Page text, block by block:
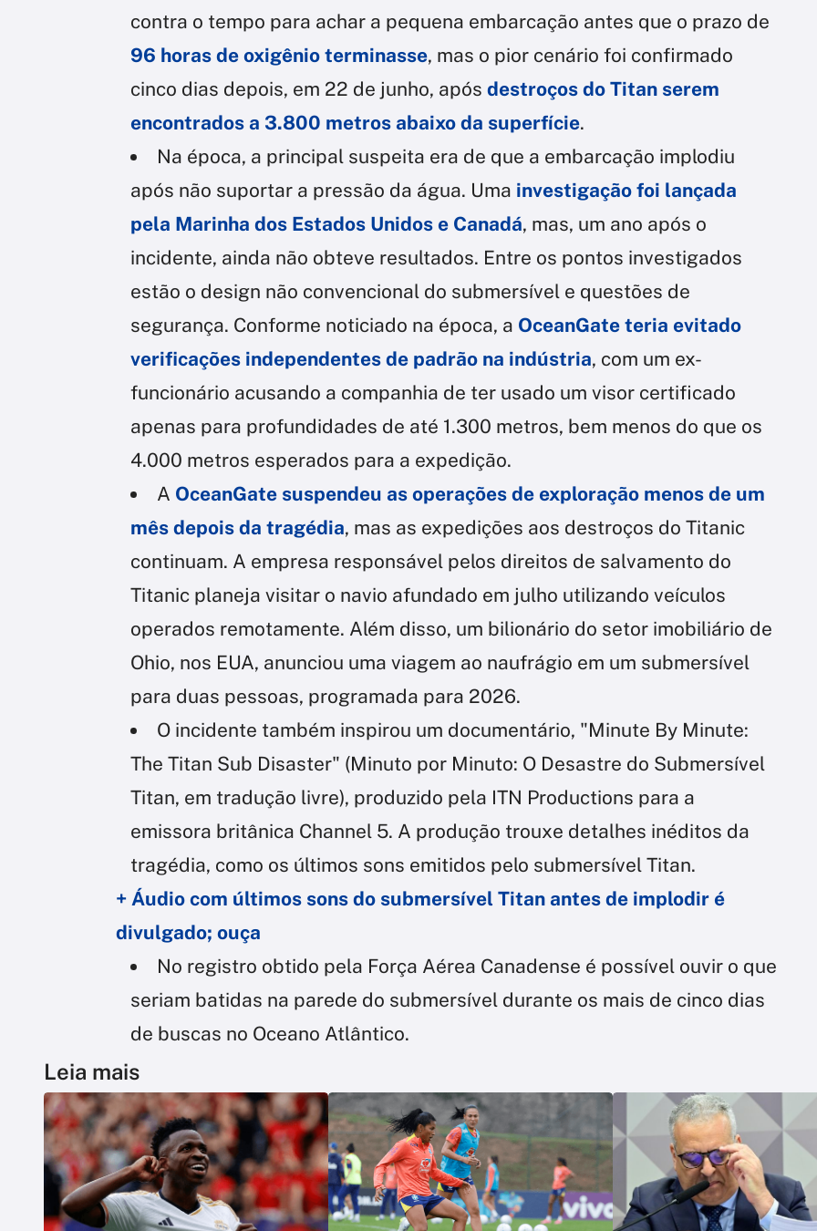
contra o tempo para achar a pequena embarcação antes que o prazo de
96 horas de oxigênio terminasse, mas o pior cenário foi confirmado
cinco dias depois, em 22 de junho, após destroços do Titan serem
encontrados a 3.800 metros abaixo da superfície.
Na época, a principal suspeita era de que a embarcação implodiu
após não suportar a pressão da água. Uma investigação foi lançada
pela Marinha dos Estados Unidos e Canadá, mas, um ano após o
incidente, ainda não obteve resultados. Entre os pontos investigados
estão o design não convencional do submersível e questões de
segurança. Conforme noticiado na época, a OceanGate teria evitado
verificações independentes de padrão na indústria, com um ex-
funcionário acusando a companhia de ter usado um visor certificado
apenas para profundidades de até 1.300 metros, bem menos do que os
4.000 metros esperados para a expedição.
A OceanGate suspendeu as operações de exploração menos de um
mês depois da tragédia, mas as expedições aos destroços do Titanic
continuam. A empresa responsável pelos direitos de salvamento do
Titanic planeja visitar o navio afundado em julho utilizando veículos
operados remotamente. Além disso, um bilionário do setor imobiliário de
Ohio, nos EUA, anunciou uma viagem ao naufrágio em um submersível
para duas pessoas, programada para 2026.
O incidente também inspirou um documentário, "Minute By Minute:
The Titan Sub Disaster" (Minuto por Minuto: O Desastre do Submersível
Titan, em tradução livre), produzido pela ITN Productions para a
emissora britânica Channel 5. A produção trouxe detalhes inéditos da
tragédia, como os últimos sons emitidos pelo submersível Titan.
+ Áudio com últimos sons do submersível Titan antes de implodir é
divulgado; ouça
No registro obtido pela Força Aérea Canadense é possível ouvir o que
seriam batidas na parede do submersível durante os mais de cinco dias
de buscas no Oceano Atlântico.
Leia mais